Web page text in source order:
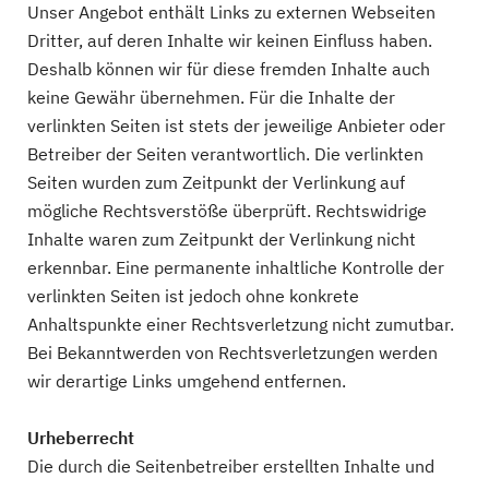
Unser Angebot enthält Links zu externen Webseiten
Dritter, auf deren Inhalte wir keinen Einfluss haben.
Deshalb können wir für diese fremden Inhalte auch
keine Gewähr übernehmen. Für die Inhalte der
verlinkten Seiten ist stets der jeweilige Anbieter oder
Betreiber der Seiten verantwortlich. Die verlinkten
Seiten wurden zum Zeitpunkt der Verlinkung auf
mögliche Rechtsverstöße überprüft. Rechtswidrige
Inhalte waren zum Zeitpunkt der Verlinkung nicht
erkennbar. Eine permanente inhaltliche Kontrolle der
verlinkten Seiten ist jedoch ohne konkrete
Anhaltspunkte einer Rechtsverletzung nicht zumutbar.
Bei Bekanntwerden von Rechtsverletzungen werden
wir derartige Links umgehend entfernen.
Urheberrecht
Die durch die Seitenbetreiber erstellten Inhalte und